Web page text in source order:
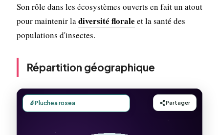
Son rôle dans les écosystèmes ouverts en fait un atout
pour maintenir ladiversité florale et la santé des
populations d'insectes.
Répartition géographique